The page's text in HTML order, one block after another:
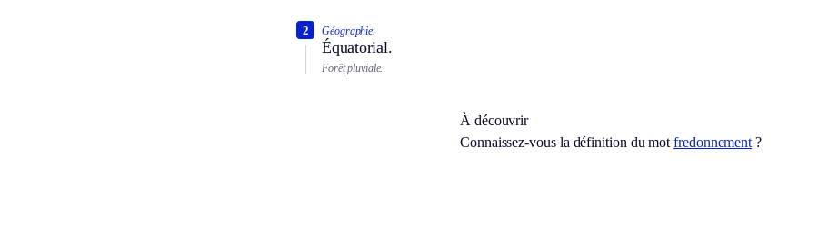
Géographie.
Équatorial.
2
Forêt pluviale.
À découvrir
Connaissez-vous la définition du motfredonnement ?